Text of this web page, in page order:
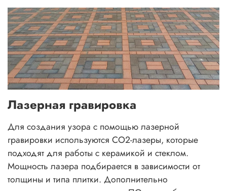
Лазерная гравировка
Для создания узора с помощью лазерной
гравировки используются CO2-лазеры, которые
подходят для работы с керамикой и стеклом.
Мощность лазера подбирается в зависимости от
толщины и типа плитки. Дополнительно